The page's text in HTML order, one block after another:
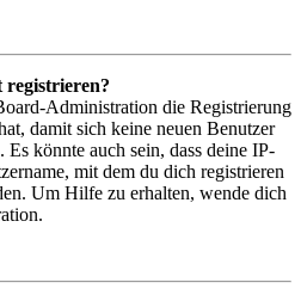
Administration die Registrierung
damit sich keine neuen Benutzer
Es könnte auch sein, dass deine IP-
mit dem du dich registrieren
Um Hilfe zu erhalten, wende dich